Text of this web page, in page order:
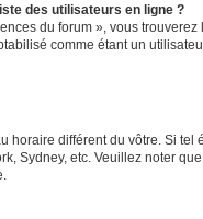
des utilisateurs en ligne ?
du forum », vous
comme étant un
horaire différent du vôtre. Si
Sydney, etc. Veuillez noter